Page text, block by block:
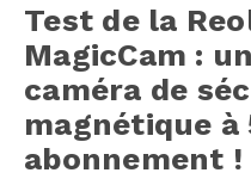
Test de la
MagicCam :
caméra de
magnétique à
abonnement !